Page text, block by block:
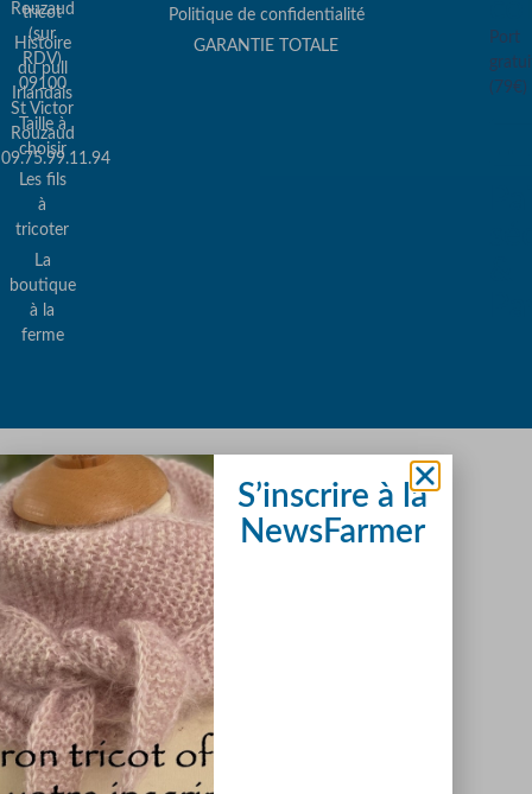
Rouzaud
(sur
RDV)
09100
St Victor
Rouzaud
09.75.99.11.94
tricot
Histoire
du pull
Irlandais
Taille à
choisir
Les fils
à
tricoter
La
boutique
à la
ferme
Politique de confidentialité
GARANTIE TOTALE
Port
(79€)
© 2026 All Rights Reserved.
Réalisation IPT
S’inscrire à la
NewsFarmer